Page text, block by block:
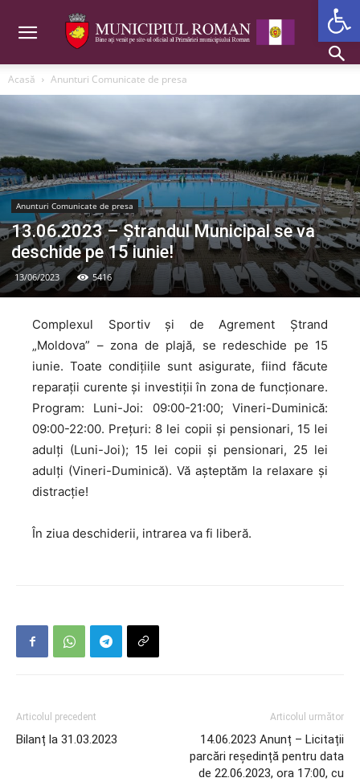
Acasă Anunturi Comunicate de presa
Anunturi Comunicate de presa
13.06.2023 – Ștrandul Municipal se va
deschide pe 15 iunie!
13/06/2023 5416
Complexul Sportiv și de Agrement Ștrand
„Moldova” – zona de plajă, se redeschide pe 15
iunie. Toate condițiile sunt asigurate, fiind făcute
reparații curente și investiții în zona de funcționare.
Program: Luni-Joi: 09:00-21:00; Vineri-Duminică:
09:00-22:00. Prețuri: 8 lei copii și pensionari, 15 lei
adulți (Luni-Joi); 15 lei copii și pensionari, 25 lei
adulți (Vineri-Duminică). Vă așteptăm la relaxare și
distracție!
În ziua deschiderii, intrarea va fi liberă.
Articolul precedent
Bilanț la 31.03.2023
Articolul următor
14.06.2023 Anunț – Licitații
parcări reședință pentru data
de 22.06.2023, ora 17:00, cu